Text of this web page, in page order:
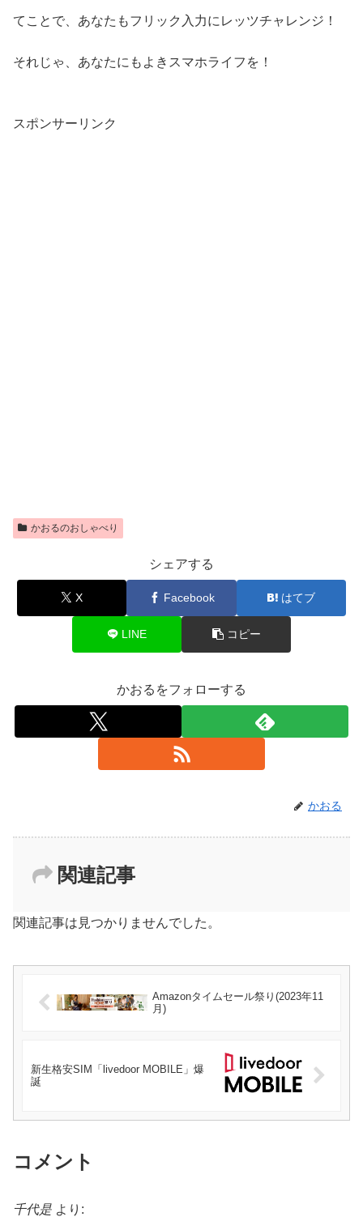
てことで、あなたもフリック入力にレッツチャレンジ！
それじゃ、あなたにもよきスマホライフを！
スポンサーリンク
かおるのおしゃべり
シェアする
X Facebook はてブ
LINE コピー
かおるをフォローする
かおる
関連記事
関連記事は見つかりませんでした。
Amazonタイムセール祭り(2023年11
月)
新生格安SIM「livedoor MOBILE」爆
誕
コメント
千代是 より: